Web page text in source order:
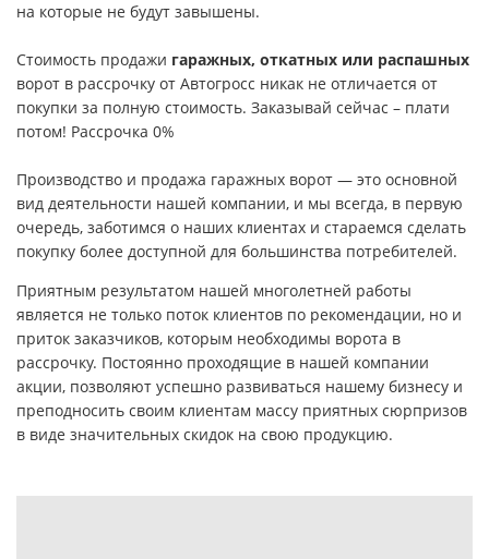
на которые не будут завышены.
Стоимость продажи гаражных, откатных или распашных
ворот в рассрочку от Автогросс никак не отличается от
покупки за полную стоимость. Заказывай сейчас – плати
потом! Рассрочка 0%
Производство и продажа гаражных ворот — это основной
вид деятельности нашей компании, и мы всегда, в первую
очередь, заботимся о наших клиентах и стараемся сделать
покупку более доступной для большинства потребителей.
Приятным результатом нашей многолетней работы
является не только поток клиентов по рекомендации, но и
приток заказчиков, которым необходимы ворота в
рассрочку. Постоянно проходящие в нашей компании
акции, позволяют успешно развиваться нашему бизнесу и
преподносить своим клиентам массу приятных сюрпризов
в виде значительных скидок на свою продукцию.